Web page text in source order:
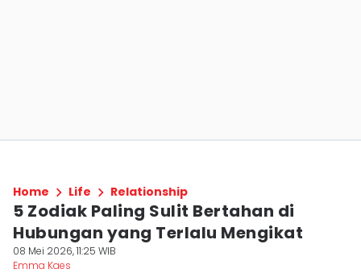
Home Life Relationship
5 Zodiak Paling Sulit Bertahan di
Hubungan yang Terlalu Mengikat
08 Mei 2026, 11:25 WIB
Emma Kaes